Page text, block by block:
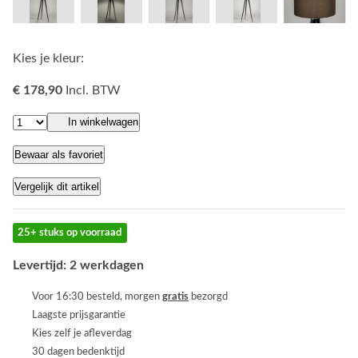
Kies je kleur:
€ 178,90 Incl. BTW
In winkelwagen
Bewaar als favoriet
Vergelijk dit artikel
25+ stuks op voorraad
Levertijd: 2 werkdagen
Voor 16:30 besteld, morgen gratis bezorgd
Laagste prijsgarantie
Kies zelf je afleverdag
30 dagen bedenktijd